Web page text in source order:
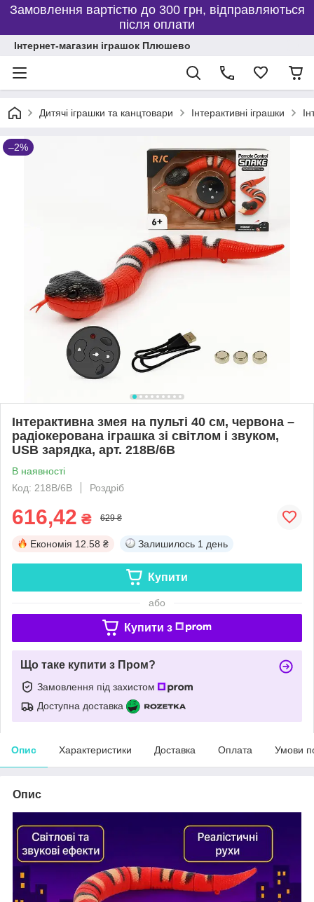
Замовлення вартістю до 300 грн, відправляються
після оплати
Інтернет-магазин іграшок Плюшево
Дитячі іграшки та канцтовари Інтерактивні іграшки
–2%
Інтерактивна змея на пульті 40 см, червона –
радіокерована іграшка зі світлом і звуком,
USB зарядка, арт. 218B/6B
В наявності
Код: 218B/6B
Роздріб
616,42 ₴ 629 ₴
Економія 12.58 ₴ Залишилось 1 день
Купити
або
Купити з
Що таке купити з Пром?
Замовлення під захистом
Доступна доставка
Опис Характеристики Доставка Оплата Умови
Опис